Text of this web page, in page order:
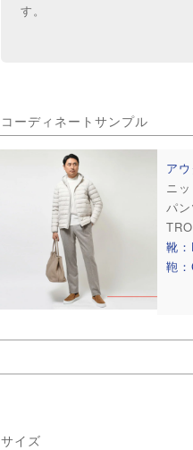
す。
コーディネートサンプル
ア
ニ
パ
靴
鞄
サイズ